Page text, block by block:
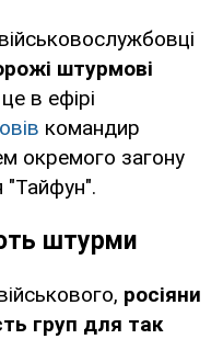
штурмові
в ефірі
командир
окремого загону
"Тайфун".
штурми
росіяни
груп для так